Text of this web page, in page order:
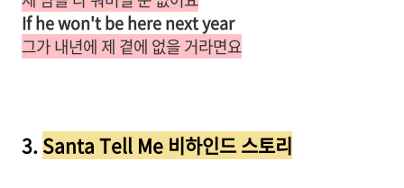
If he won't be here next year
그가 내년에 제 곁에 없을 거라면요
3.Santa Tell Me 비하인드 스토리